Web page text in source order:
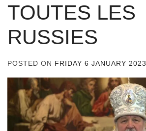
TOUTES LES
RUSSIES
POSTED ON FRIDAY 6 JANUARY 2023